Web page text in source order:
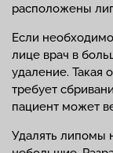
расположены
Если
лице врач в
удаление. Такая
требует
пациент может
Удалять липомы